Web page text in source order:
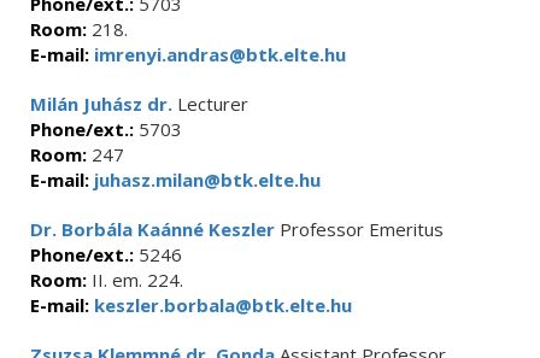
Room: 218.
E-mail: imrenyi.andras@btk.elte.hu
Milán Juhász dr. Lecturer
Phone/ext.: 5703
Room: 247
E-mail: juhasz.milan@btk.elte.hu
Dr. Borbála Kaánné Keszler Professor Emeritus
Phone/ext.: 5246
Room: II. em. 224.
E-mail: keszler.borbala@btk.elte.hu